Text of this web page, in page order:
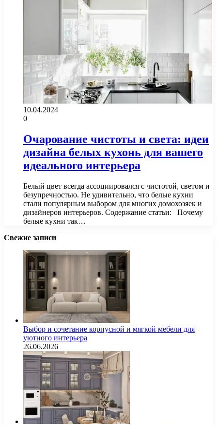
10.04.2024
0
Очарование чистоты и света: идеи
дизайна белых кухонь для вашего
идеального интерьера
Белый цвет всегда ассоциировался с чистотой, светом и
безупречностью. Не удивительно, что белые кухни
стали популярным выбором для многих домохозяек и
дизайнеров интерьеров. Содержание статьи: Почему
белые кухни так…
Свежие записи
Выбор и сочетание корпусной и мягкой мебели для
уютного интерьера
26.06.2026